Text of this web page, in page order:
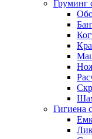
Груминг
Гигиена